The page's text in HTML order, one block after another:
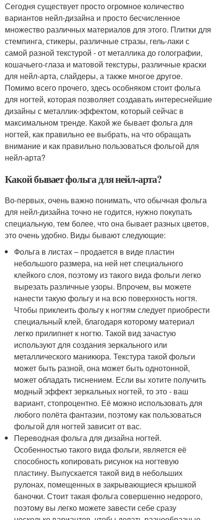
Сегодня существует просто огромное количество
вариантов нейл-дизайна и просто бесчисленное
множество различных материалов для этого. Плитки для
стемпинга, стикеры, различные стразы, гель-лаки с
самой разной текстурой - от металлика до голографии,
кошачьего-глаза и матовой текстуры, различные краски
для нейл-арта, слайдеры, а также многое другое.
Помимо всего прочего, здесь особняком стоит фольга
для ногтей, которая позволяет создавать интереснейшие
дизайны с металлик-эффектом, который сейчас в
максимальном тренде. Какой же бывает фольга для
ногтей, как правильно ее выбрать, на что обращать
внимание и как правильно пользоваться фольгой для
нейл-арта?
Какой бывает фольга для нейл-арта?
Во-первых, очень важно понимать, что обычная фольга
для нейл-дизайна точно не годится, нужно покупать
специальную, тем более, что она бывает разных цветов,
это очень удобно. Виды бывают следующие:
Фольга в листах – продается в виде пластин
небольшого размера, на ней нет специального
клейкого слоя, поэтому из такого вида фольги легко
вырезать различные узоры. Впрочем, вы можете
нанести такую фольгу и на всю поверхность ногтя.
Чтобы приклеить фольгу к ногтям следует приобрести
специальный клей, благодаря которому материал
легко прилипнет к ногтю. Такой вид зачастую
используют для создания зеркального или
металлического маникюра. Текстура такой фольги
может быть разной, она может быть однотонной,
может обладать тиснением. Если вы хотите получить
модный эффект зеркальных ногтей, то это - ваш
вариант, стопроцентно. Её можно использовать для
любого полёта фантазии, поэтому как пользоваться
фольгой для ногтей зависит от вас.
Переводная фольга для дизайна ногтей.
Особенностью такого вида фольги, является её
способность копировать рисунок на ногтевую
пластину. Выпускается такой вид в небольших
рулонах, помещенных в закрывающиеся крышкой
баночки. Стоит такая фольга совершенно недорого,
поэтому вы легко можете завести себе сразу